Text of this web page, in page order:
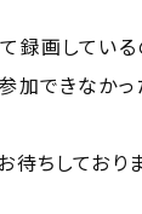
画している
加できなかっ
ちしておりま